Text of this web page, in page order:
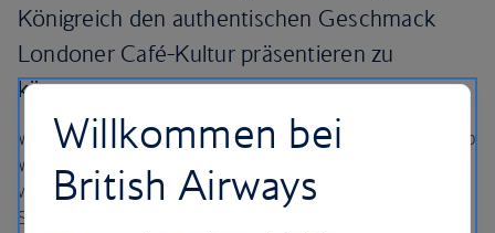
Königreich den authentischen Geschmack
Londoner Café-Kultur präsentieren zu
können.
Wir servieren unsere exklusive Grind-Röstung jetzt in Club
World und Club Europe. In First können unsere Kunden
während des Fluges zwischen den beliebten Grind-
Sorten House Blend oder Decaf Blend wählen.
Willkommen bei
British Airways